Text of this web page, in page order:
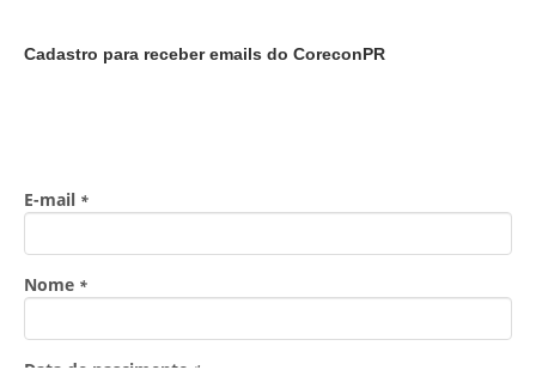
Cadastro para receber emails do CoreconPR